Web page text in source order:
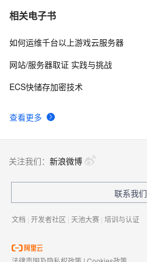
相关电子书
查看更多
如何运维千台以上游戏云服务器
网站/服务器取证 实践与挑战
ECS快储存加密技术
关注我们： 新浪微博
联系我们
文档 | 开发者社区 | 天池大赛 | 培训与认证